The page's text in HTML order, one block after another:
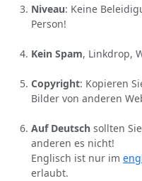
Niveau: Keine
Person!
Kein Spam, Linkdrop,
Copyright: Kopieren
Bilder von anderen
Auf Deutsch sollten
anderen es nicht!
Englisch ist nur im
erlaubt.